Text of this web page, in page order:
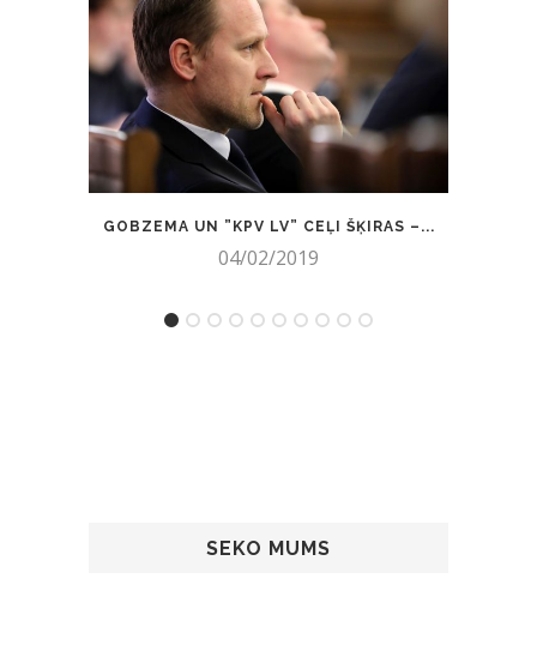
GOBZEMA UN ”KPV LV” CEĻI ŠĶIRAS –...
04/02/2019
SEKO MUMS